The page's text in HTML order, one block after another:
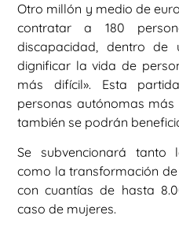
Otro millón y medio de
contratar a 180
discapacidad, dentro de
dignificar la vida de
más difícil». Esta
personas autónomas
también se podrán
Se subvencionará tanto
como la transformación
con cuantías de hasta
caso de mujeres.